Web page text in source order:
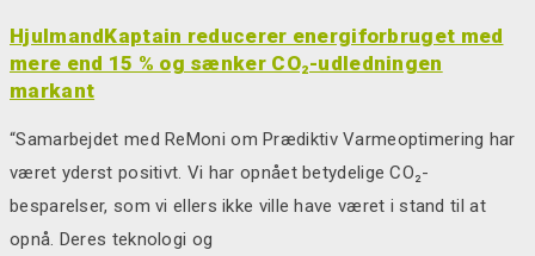
HjulmandKaptain reducerer energiforbruget med
mere end 15 % og sænker CO₂-udledningen
markant
“Samarbejdet med ReMoni om Prædiktiv Varmeoptimering har
været yderst positivt. Vi har opnået betydelige CO₂-
besparelser, som vi ellers ikke ville have været i stand til at
opnå. Deres teknologi og